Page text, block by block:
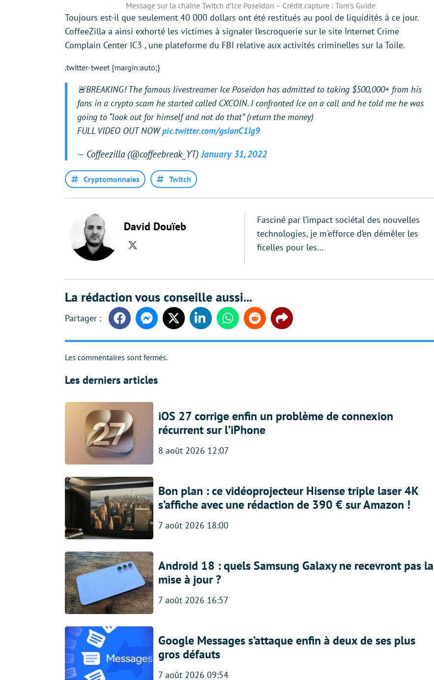
Message sur la chaîne Twitch d’Ice Poseidon – Crédit capture : Tom’s Guide
Toujours est-il que seulement 40 000 dollars ont été restitués au pool de liquidités à ce jour.
CoffeeZilla a ainsi exhorté les victimes à signaler l’escroquerie sur le site Internet Crime
Complain Center IC3 , une plateforme du FBI relative aux activités criminelles sur la Toile.
.twitter-tweet {margin:auto;}
🚨BREAKING! The famous livestreamer Ice Poseidon has admitted to taking $500,000+ from his
fans in a crypto scam he started called CXCOIN. I confronted Ice on a call and he told me he was
going to “look out for himself and not do that” (return the money)
FULL VIDEO OUT NOWpic.twitter.com/gsIanC1Ig9
— Coffeezilla (@coffeebreak_YT)January 31, 2022
Cryptomonnaies Twitch
David Douïeb
Twitter
Fasciné par l’impact sociétal des nouvelles
technologies, je m'efforce d’en démêler les
ficelles pour les…
La rédaction vous conseille aussi...
FacebookMessengerTwitter LinkedinWhatsappReddit Share
Les commentaires sont fermés.
Les derniers articles
iOS 27 corrige enfin un problème de connexion
récurrent sur l’iPhone
8 août 2026 12:07
Bon plan : ce vidéoprojecteur Hisense triple laser 4K
s’affiche avec une rédaction de 390 € sur Amazon !
7 août 2026 18:00
Android 18 : quels Samsung Galaxy ne recevront pas la
mise à jour ?
7 août 2026 16:57
Google Messages s’attaque enfin à deux de ses plus
gros défauts
7 août 2026 09:54